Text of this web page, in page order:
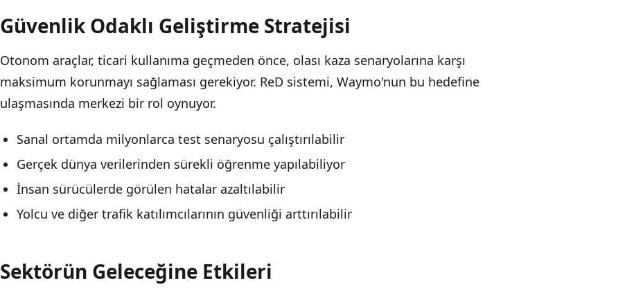
Güvenlik Odaklı Geliştirme Stratejisi
Otonom araçlar, ticari kullanıma geçmeden önce, olası kaza senaryolarına karşı
maksimum korunmayı sağlaması gerekiyor. ReD sistemi, Waymo'nun bu hedefine
ulaşmasında merkezi bir rol oynuyor.
Sanal ortamda milyonlarca test senaryosu çalıştırılabilir
Gerçek dünya verilerinden sürekli öğrenme yapılabiliyor
İnsan sürücülerde görülen hatalar azaltılabilir
Yolcu ve diğer trafik katılımcılarının güvenliği arttırılabilir
Sektörün Geleceğine Etkileri